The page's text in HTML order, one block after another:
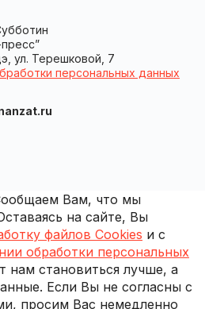
ул. Терешковой, 7
персональных данных
Вам, что мы
на сайте, Вы
файлов Cookies и с
обработки персональных
нам становиться лучше, а
Если Вы не согласны с
просим Вас немедленно